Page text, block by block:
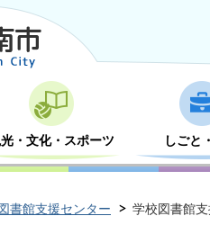
・文化・スポーツ しごと
書館支援センター 学校図書館